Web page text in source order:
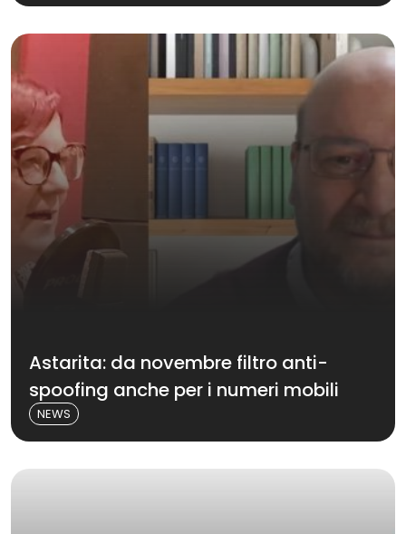
Astarita: da novembre filtro anti-
spoofing anche per i numeri mobili
NEWS